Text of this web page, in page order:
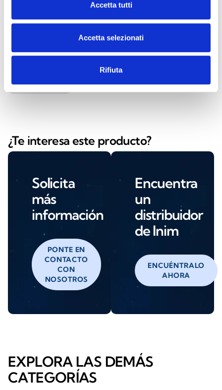
Accetta tutti
Accetta selezionati
Rifiuta
SmartLook
¿Te interesa este producto?
Solicita
más
información
PONTE EN
CONTACTO
CON
NOSOTROS
Encuentra
un
distribuidor
de Inim
ENCUÉNTRALO
AHORA
EXPLORA LAS DEMÁS
CATEGORÍAS